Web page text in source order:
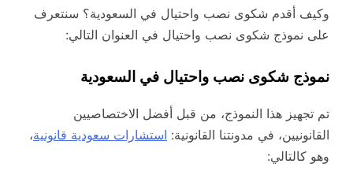
وكيف أقدم شكوى نصب واحتيال في السعودية؟ سنتعرف
على نموذج شكوى نصب واحتيال في العنوان التالي:
نموذج شكوى نصب واحتيال في السعودية
تم تجهيز هذا النموذج، من قبل أفضل الاختصاصيين
القانونيين، في مدونتنا القانونية: استشارات سعودية قانونية،
وهو كالتالي: